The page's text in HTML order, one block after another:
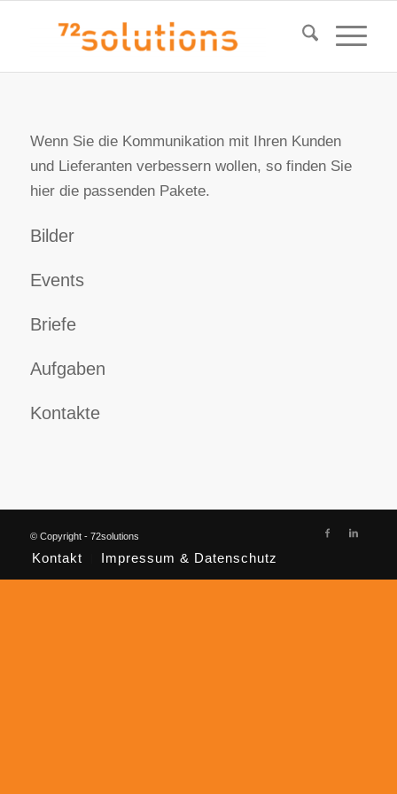
Wenn Sie die Kommunikation mit Ihren Kunden
und Lieferanten verbessern wollen, so finden Sie
hier die passenden Pakete.
Bilder
Events
Briefe
Aufgaben
Kontakte
© Copyright - 72solutions
Kontakt Impressum & Datenschutz